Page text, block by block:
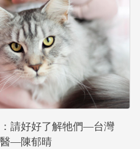
請好好了解牠們—台灣
醫—陳郁晴